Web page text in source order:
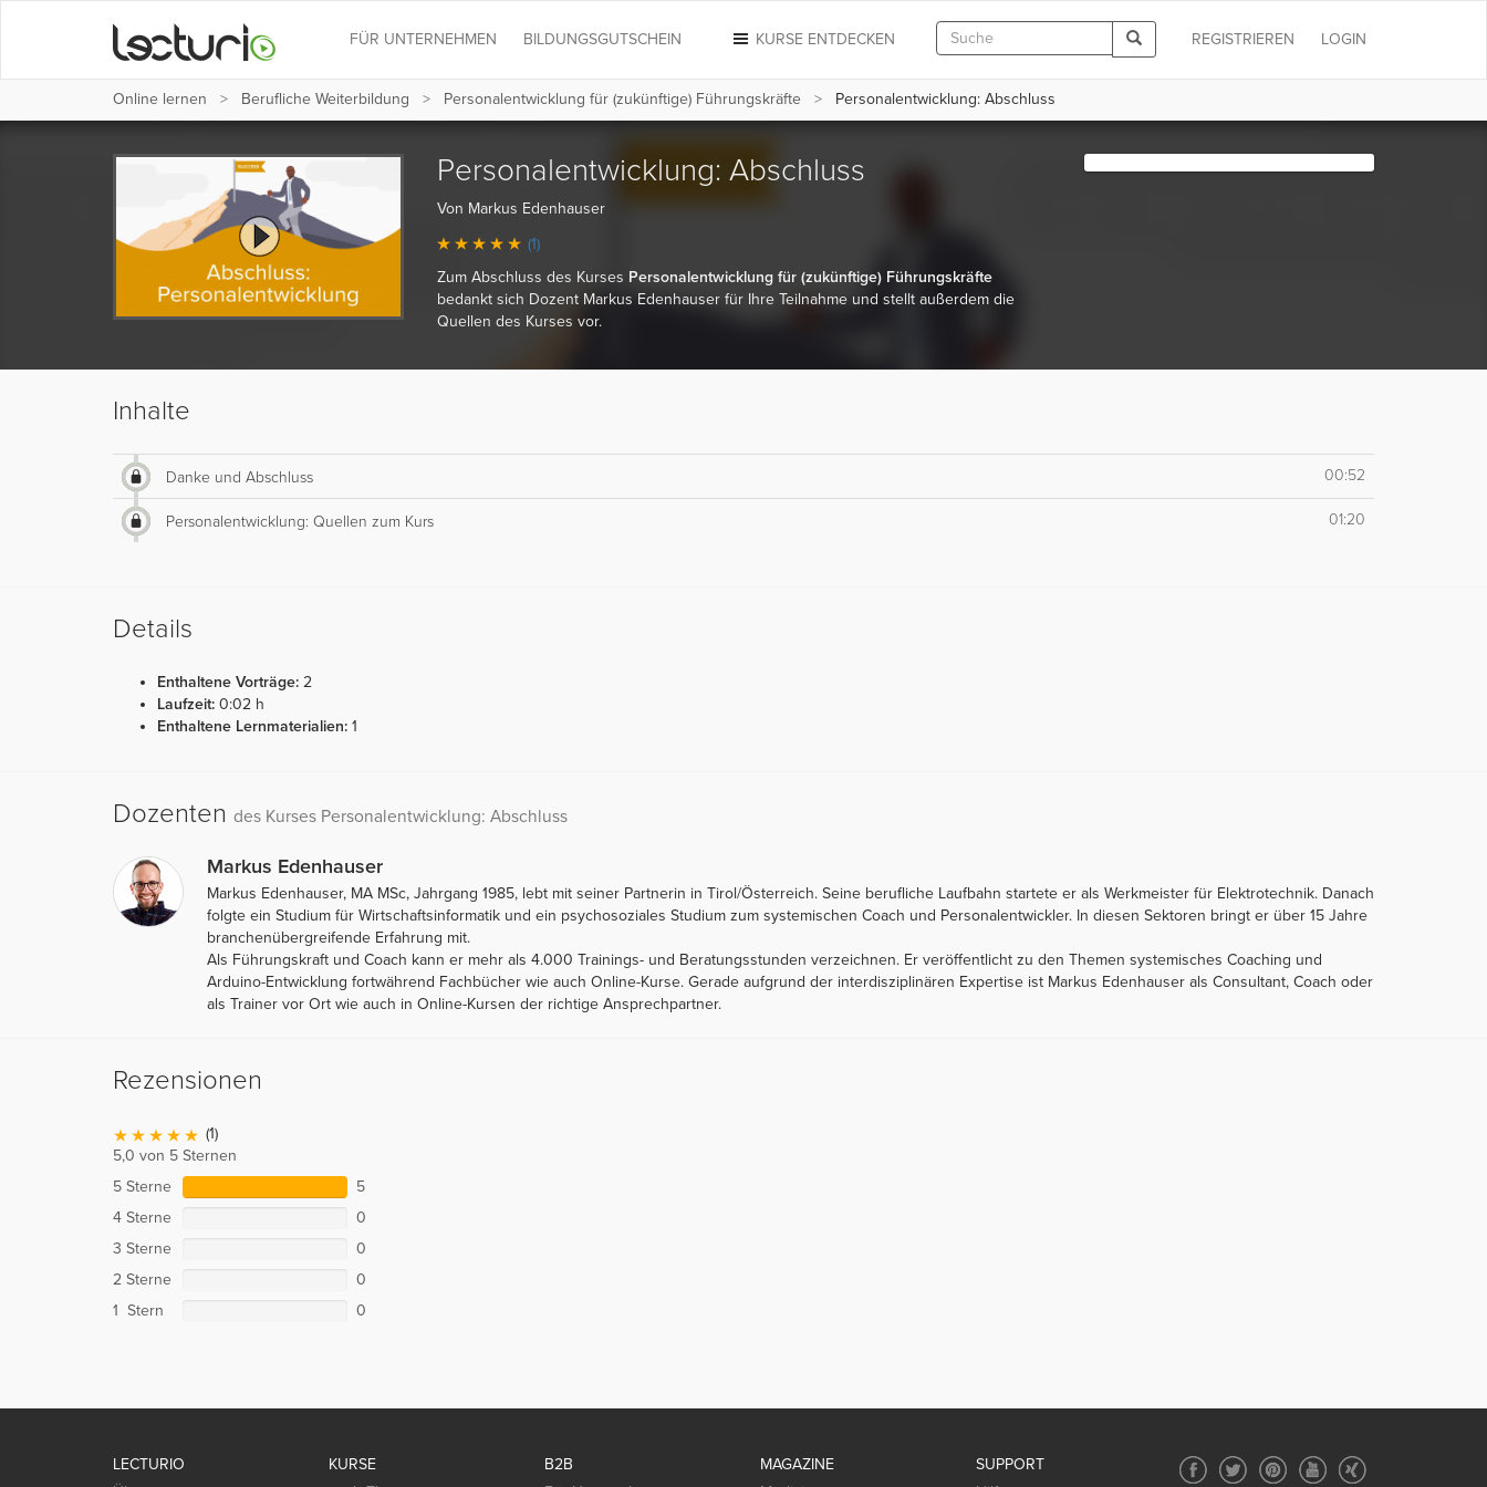
LOGIN
REGISTRIEREN
KURSE ENTDECKEN
FÜR UNTERNEHMEN BILDUNGSGUTSCHEIN
Online lernen Berufliche Weiterbildung Personalentwicklung für (zukünftige) Führungskräfte Personalentwicklung: Abschluss
Personalentwicklung: Abschluss
Von Markus Edenhauser
(1)
Zum Abschluss des Kurses Personalentwicklung für (zukünftige) Führungskräfte
bedankt sich Dozent Markus Edenhauser für Ihre Teilnahme und stellt außerdem die
Quellen des Kurses vor.
Inhalte
Danke und Abschluss 00:52
Personalentwicklung: Quellen zum Kurs 01:20
Details
Enthaltene Vorträge: 2
Laufzeit: 0:02 h
Enthaltene Lernmaterialien: 1
Dozenten des Kurses Personalentwicklung: Abschluss
Markus Edenhauser
Markus Edenhauser, MA MSc, Jahrgang 1985, lebt mit seiner Partnerin in Tirol/Österreich. Seine berufliche Laufbahn startete er als Werkmeister für Elektrotechnik. Danach
folgte ein Studium für Wirtschaftsinformatik und ein psychosoziales Studium zum systemischen Coach und Personalentwickler. In diesen Sektoren bringt er über 15 Jahre
branchenübergreifende Erfahrung mit.
Als Führungskraft und Coach kann er mehr als 4.000 Trainings- und Beratungsstunden verzeichnen. Er veröffentlicht zu den Themen systemisches Coaching und
Arduino-Entwicklung fortwährend Fachbücher wie auch Online-Kurse. Gerade aufgrund der interdisziplinären Expertise ist Markus Edenhauser als Consultant, Coach oder
als Trainer vor Ort wie auch in Online-Kursen der richtige Ansprechpartner.
Rezensionen
(1)
5,0 von 5 Sternen
5 Sterne
5
4 Sterne
0
3 Sterne
0
2 Sterne
0
1 Stern
0
LECTURIO
KURSE
B2B
MAGAZINE
SUPPORT